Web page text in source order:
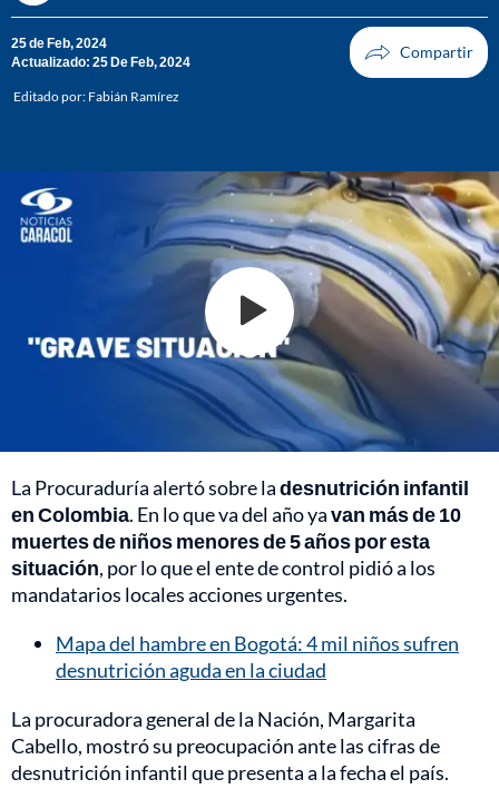
25 de Feb, 2024
Actualizado: 25 De Feb, 2024
Editado por: Fabián Ramírez
La Procuraduría alertó sobre ladesnutrición infantil
en Colombia. En lo que va del año yavan más de 10
muertes de niños menores de 5 años por esta
situación, por lo que el ente de control pidió a los
mandatarios locales acciones urgentes.
Mapa del hambre en Bogotá: 4 mil niños sufren
desnutrición aguda en la ciudad
La procuradora general de la Nación, Margarita
Cabello, mostró su preocupación ante las cifras de
desnutrición infantil que presenta a la fecha el país.